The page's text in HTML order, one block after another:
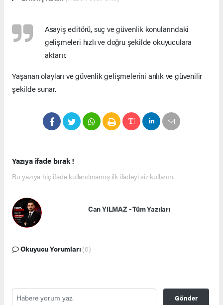
Asayiş editörü, suç ve güvenlik konularındaki
gelişmeleri hızlı ve doğru şekilde okuyuculara
aktarır.
Yaşanan olayları ve güvenlik gelişmelerini anlık ve güvenilir
şekilde sunar.
Yazıya ifade bırak !
Bu yazıya hiç ifade kullanılmamış ilk ifadeyi siz kullanın.
Can YILMAZ - Tüm Yazıları
Okuyucu Yorumları (0)
Gönder